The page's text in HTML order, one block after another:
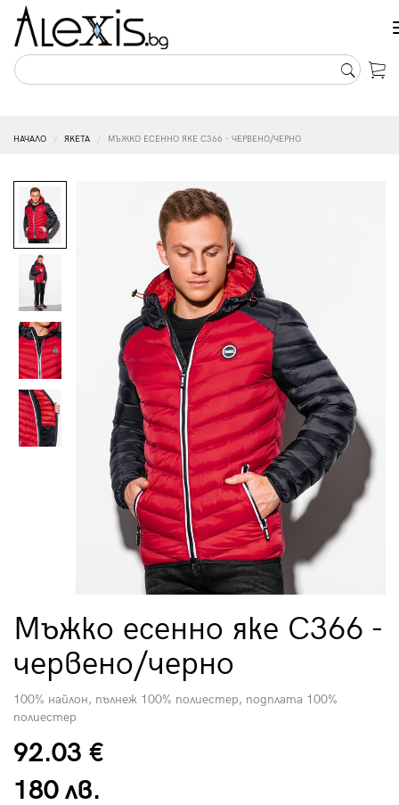
НАЧАЛО ЯКЕТА МЪЖКО ЕСЕННО ЯКЕ C366 - ЧЕРВЕНО/ЧЕРНО
Мъжко есенно яке C366 -
червено/черно
100% найлон, пълнеж 100% полиестер, подплата 100%
полиестер
92.03 €
180 лв.